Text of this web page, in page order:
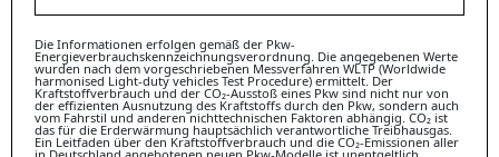
Die Informationen erfolgen gemäß der Pkw-
Energieverbrauchskennzeichnungsverordnung. Die angegebenen Werte
wurden nach dem vorgeschriebenen Messverfahren WLTP (Worldwide
harmonised Light-duty vehicles Test Procedure) ermittelt. Der
Kraftstoffverbrauch und der CO₂-Ausstoß eines Pkw sind nicht nur von
der effizienten Ausnutzung des Kraftstoffs durch den Pkw, sondern auch
vom Fahrstil und anderen nichttechnischen Faktoren abhängig. CO₂ ist
das für die Erderwärmung hauptsächlich verantwortliche Treibhausgas.
Ein Leitfaden über den Kraftstoffverbrauch und die CO₂-Emissionen aller